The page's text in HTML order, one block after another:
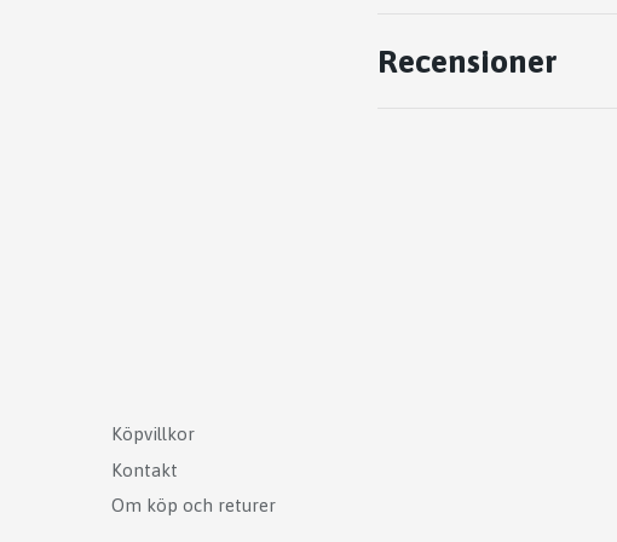
Recensioner
Köpvillkor
Kontakt
Om köp och returer